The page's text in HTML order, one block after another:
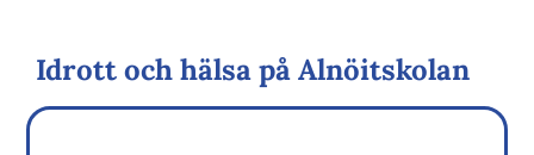
Idrott och hälsa på Alnöitskolan